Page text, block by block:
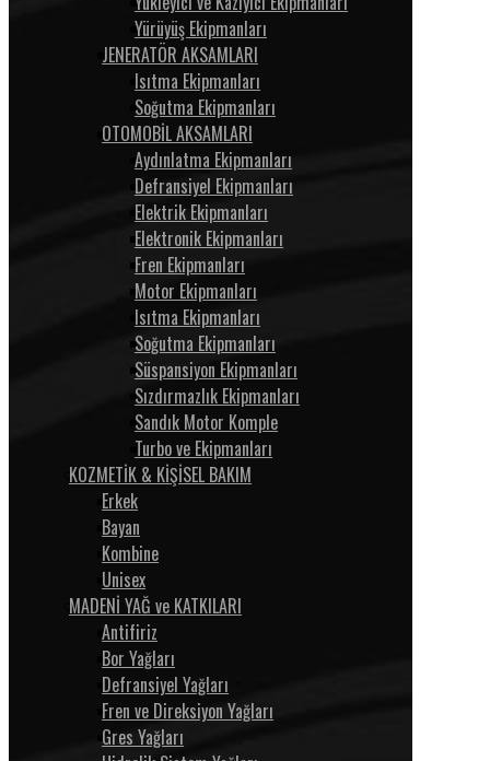
Yürüyüş Ekipmanları
JENERATÖR AKSAMLARI
Isıtma Ekipmanları
Soğutma Ekipmanları
OTOMOBİL AKSAMLARI
Aydınlatma Ekipmanları
Defransiyel Ekipmanları
Elektrik Ekipmanları
Elektronik Ekipmanları
Fren Ekipmanları
Motor Ekipmanları
Isıtma Ekipmanları
Soğutma Ekipmanları
Süspansiyon Ekipmanları
Sızdırmazlık Ekipmanları
Sandık Motor Komple
Turbo ve Ekipmanları
KOZMETİK & KİŞİSEL BAKIM
Erkek
Bayan
Kombine
Unisex
MADENİ YAĞ ve KATKILARI
Antifiriz
Bor Yağları
Defransiyel Yağları
Fren ve Direksiyon Yağları
Gres Yağları